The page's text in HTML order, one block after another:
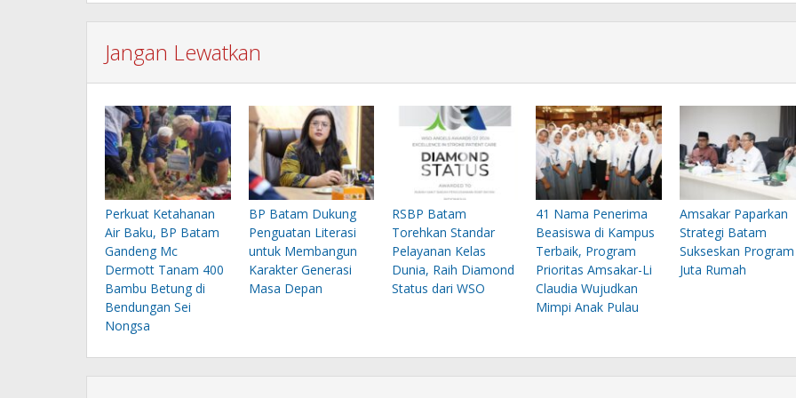
Jangan Lewatkan
Perkuat Ketahanan
Air Baku, BP Batam
Gandeng Mc
Dermott Tanam 400
Bambu Betung di
Bendungan Sei
Nongsa
BP Batam Dukung
Penguatan Literasi
untuk Membangun
Karakter Generasi
Masa Depan
RSBP Batam
Torehkan Standar
Pelayanan Kelas
Dunia, Raih Diamond
Status dari WSO
41 Nama Penerima
Beasiswa di Kampus
Terbaik, Program
Prioritas Amsakar-Li
Claudia Wujudkan
Mimpi Anak Pulau
Amsakar Paparkan
Strategi Batam
Sukseskan
Juta Rumah